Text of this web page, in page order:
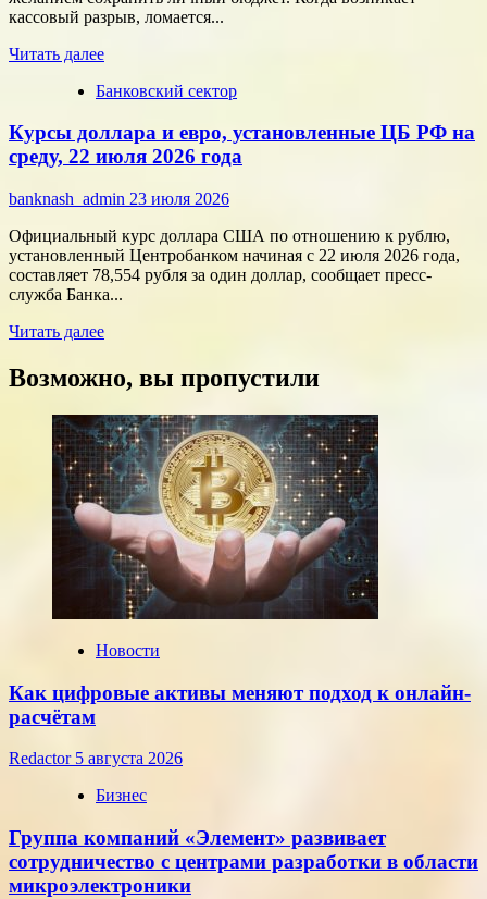
помощью
технологий
кассовый разрыв, ломается...
Читать далееПрочитать
о
финансы:
скорость
против
переплат
Банковский сектор
Курсы доллара и евро, установленные ЦБ РФ на
среду, 22 июля 2026 года
banknash_admin 23 июля 2026
Официальный курс доллара США по отношению к рублю,
установленный Центробанком начиная с 22 июля 2026 года,
составляет 78,554 рубля за один доллар, сообщает пресс-
служба Банка...
Читать далееПрочитать
Курсы
и
евро,
установленные
ЦБ
РФ
на
среду,
22
июля
2026
года
Возможно, вы пропустили
Новости
Как цифровые активы меняют подход к онлайн-
расчётам
Redactor 5 августа 2026
Бизнес
Группа компаний «Элемент» развивает
сотрудничество с центрами разработки в области
микроэлектроники